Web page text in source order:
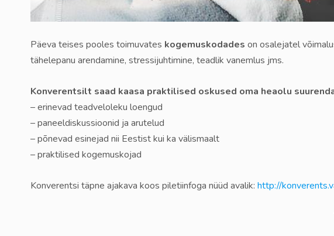
Päeva teises pooles toimuvates kogemuskodades on osalejatel
tähelepanu arendamine, stressijuhtimine, teadlik vanemlus jms.
Konverentsilt saad kaasa praktilised oskused oma heaolu
– erinevad teadveloleku loengud
– paneeldiskussioonid ja arutelud
– põnevad esinejad nii Eestist kui ka välismaalt
– praktilised kogemuskojad
Konverentsi täpne ajakava koos piletiinfoga nüüd avalik: http://